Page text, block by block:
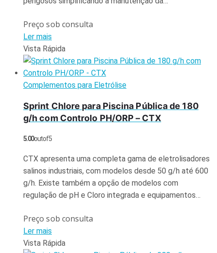
Preço sob consulta
Ler mais
Vista Rápida
Complementos para Eletrólise
Sprint Chlore para Piscina Pública de 180
g/h com Controlo PH/ORP – CTX
5.00out of 5
CTX apresenta uma completa gama de eletrolisadores
salinos industriais, com modelos desde 50 g/h até 600
g/h. Existe também a opção de modelos com
regulação de pH e Cloro integrada e equipamentos…
Preço sob consulta
Ler mais
Vista Rápida